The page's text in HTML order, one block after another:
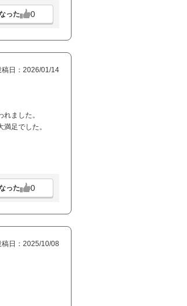
った 0
稿日：2026/01/14
ました。
足でした。
った 0
稿日：2025/10/08